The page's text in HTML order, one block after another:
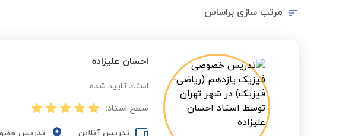
مرتب سازی براساس
احسان علیزاده
استاد تایید شده
سطح استاد:
تدریس آنلاین تدریس